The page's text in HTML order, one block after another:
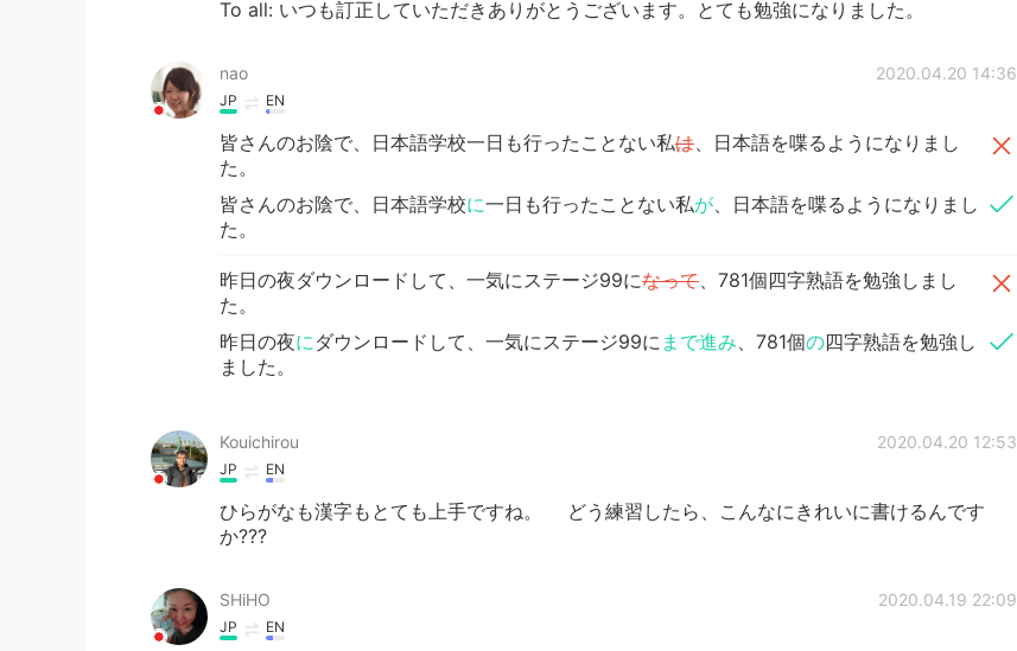
To all: いつも訂正していただきありがとうございます。とても勉強になりました。
nao 2020.04.20 14:36
JP EN
皆さんのお陰で、日本語学校一日も行ったことない私は、日本語を喋るようになりまし
た。
皆さんのお陰で、日本語学校に一日も行ったことない私が、日本語を喋るようになりまし
た。
昨日の夜ダウンロードして、一気にステージ99になって、781個四字熟語を勉強しまし
た。
昨日の夜にダウンロードして、一気にステージ99に まで進み、781個の四字熟語を勉強し
ました。
Kouichirou 2020.04.20 12:53
JP EN
ひらがなも漢字もとても上手ですね。 どう練習したら、こんなにきれいに書けるんです
か???
SHiHO 2020.04.19 22:09
JP EN